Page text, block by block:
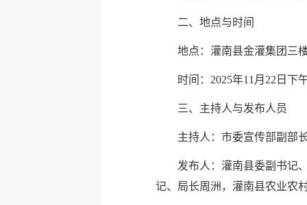
二、地点与时间
地点：灌南县金灌集团三
时间：2025年11月22日下
三、主持人与发布人员
主持人：市委宣传部副部
发布人：灌南县委副书记
记、局长周洲，灌南县农业农